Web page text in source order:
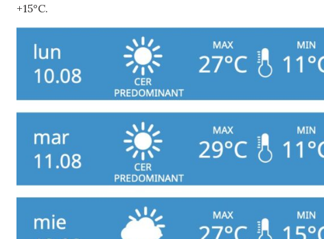
+15°C.